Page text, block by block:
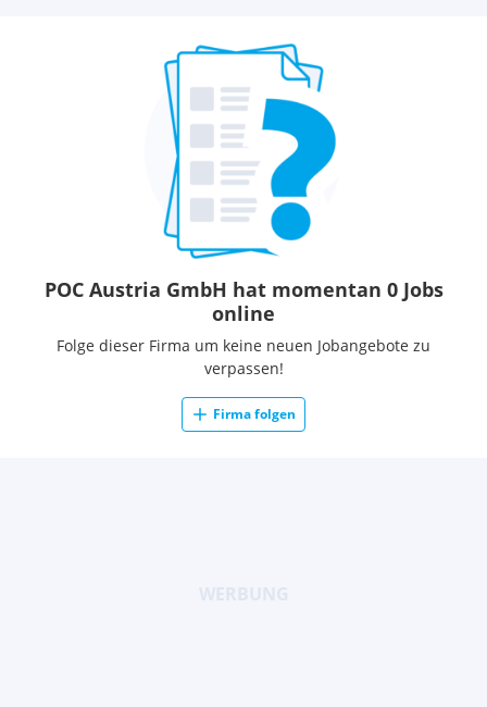
POC Austria GmbH hat momentan 0 Jobs
online
Folge dieser Firma um keine neuen Jobangebote zu
verpassen!
Firma folgen